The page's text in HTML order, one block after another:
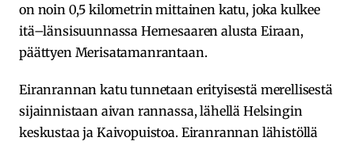
on noin 0,5 kilometrin mittainen katu, joka kulkee
itä–länsisuunnassa Hernesaaren alusta Eiraan,
päättyen Merisatamanrantaan.
Eiranrannan katu tunnetaan erityisestä merellisestä
sijainnistaan aivan rannassa, lähellä Helsingin
keskustaa ja Kaivopuistoa. Eiranrannan lähistöllä